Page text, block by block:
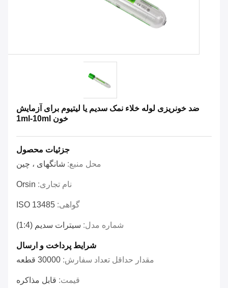
ضد خونریزی لوله خلاء نمک سدیم یا لیتیوم برای آزمایش
خون 1ml-10ml
جزئیات محصول
محل منبع: شانگهای ، چین
نام تجاری: Orsin
گواهی: ISO 13485
شماره مدل: سیترات سدیم (1:4)
شرایط پرداخت و ارسال
مقدار حداقل تعداد سفارش: 30000 قطعه
قیمت: قابل مذاکره